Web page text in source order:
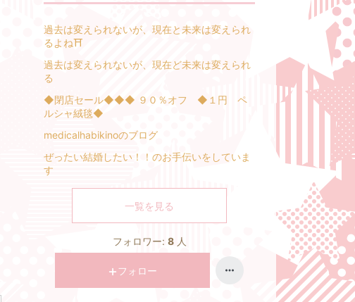
過去は変えられないが、現在と未来は変えられ
るよね‍⛩️
過去は変えられないが、現在ど未来は変えられ
る
◆閉店セール◆◆◆ ９０％オフ ◆１円 ペ
ルシャ絨毯◆
medicalhabikinoのブログ
ぜったい結婚したい！！のお手伝いをしていま
す
一覧を見る
フォロワー: 8 人
フォロー